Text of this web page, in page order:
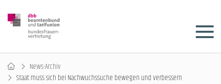
News-Archiv
Staat muss sich bei Nachwuchssuche bewegen und verbessern